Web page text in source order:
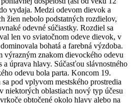
vydaja. Medzi odevom dievok a
žien nebolo podstatných rozdielov,
odevné súčiastky. Rozdiel sa
len vo sviatočnom odeve dievok, v
bohatá a farebná výzdoba.
výrazným znakom dievockého odevu
a úprava hlavy. Súčasťou slávnostného
odevu bola parta. Koncom 19.
sa pod vplyvom mestského prostredia
niektorých oblastiach nový typ účesu
obtočené okolo hlavy alebo na